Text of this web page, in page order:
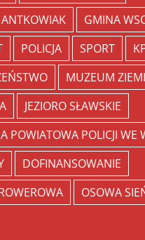
GMINA
POLICJA SPORT
MUZEUM
JEZIORO SŁAWSKIE
POWIATOWA POLICJI WE
DOFINANSOWANIE
OSOWA